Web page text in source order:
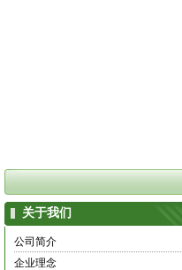
关于我们
公司简介
企业理念